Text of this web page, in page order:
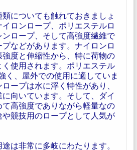
についても触れておきましょ
ロンロープ、ポリエステルロ
ロープ、そして高強度繊維で
などがあります。ナイロンロ
度と伸縮性から、特に荷物の
使用されます。ポリエステル
く、屋外での使用に適していま
ープは水に浮く特性があり、
向いています。そして、ダイ
高強度でありながら軽量なの
競技用のロープとして人気が
は非常に多岐にわたります。